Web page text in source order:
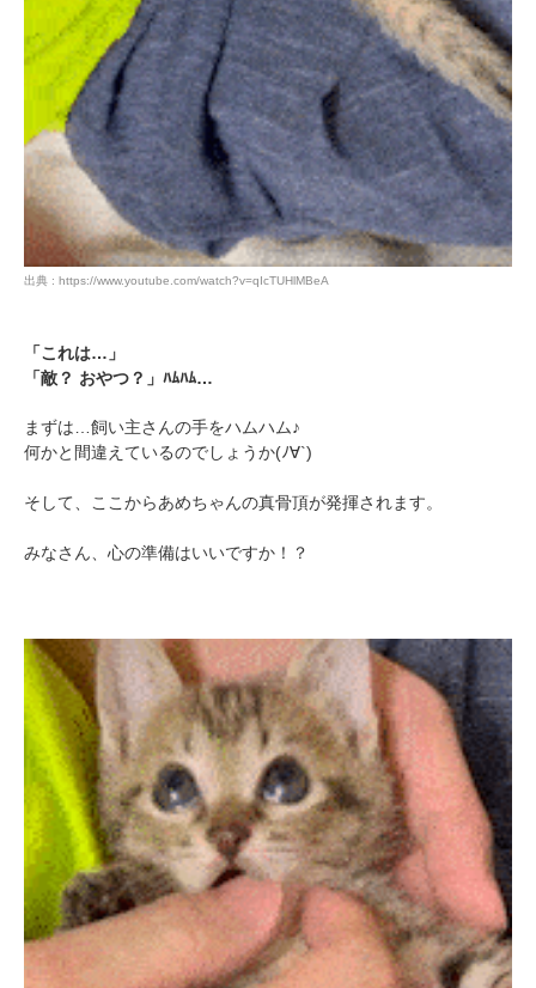
出典 : https://www.youtube.com/watch?v=qIcTUHlMBeA
「これは…」
「敵？ おやつ？」ﾊﾑﾊﾑ…
まずは…飼い主さんの手をハムハム♪
何かと間違えているのでしょうか(ﾉ∀`)
そして、ここからあめちゃんの真骨頂が発揮されます。
みなさん、心の準備はいいですか！？
PECOアプリをダウンロード済みの方
アプリで開く